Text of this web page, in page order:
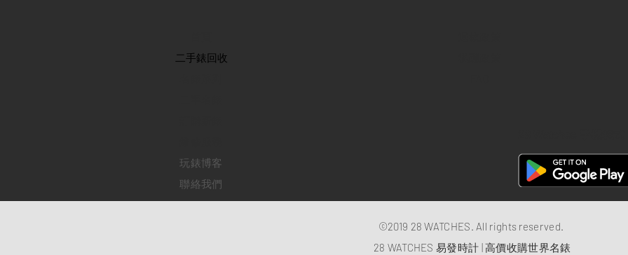
​二手錶回收
玩錶博客
聯絡我們
©2019 28 WATCHES. All rights reserved.
28 WATCHES 易發時計 | 高價收購世界名錶